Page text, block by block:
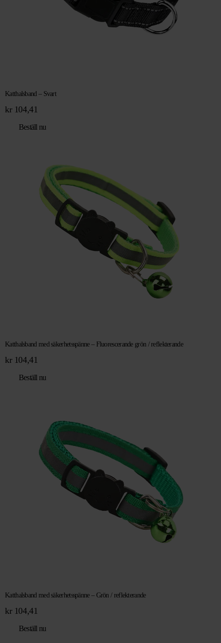
Katthalsband – Svart
kr104,41
Beställ nu
Katthalsband med säkerhetsspänne – Fluorescerande grön / reflekterande
kr104,41
Beställ nu
Katthalsband med säkerhetsspänne – Grön / reflekterande
kr104,41
Beställ nu